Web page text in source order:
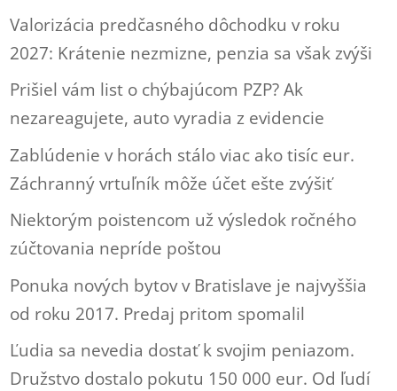
Valorizácia predčasného dôchodku v roku
2027: Krátenie nezmizne, penzia sa však zvýši
Prišiel vám list o chýbajúcom PZP? Ak
nezareagujete, auto vyradia z evidencie
Zablúdenie v horách stálo viac ako tisíc eur.
Záchranný vrtuľník môže účet ešte zvýšiť
Niektorým poistencom už výsledok ročného
zúčtovania nepríde poštou
Ponuka nových bytov v Bratislave je najvyššia
od roku 2017. Predaj pritom spomalil
Ľudia sa nevedia dostať k svojim peniazom.
Družstvo dostalo pokutu 150 000 eur. Od ľudí